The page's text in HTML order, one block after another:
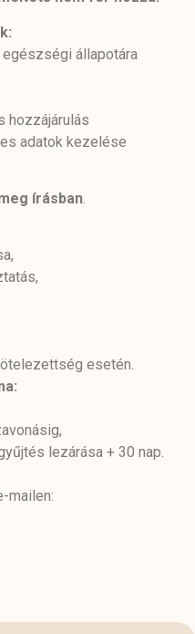
állapotára
hozzájárulás
adatok kezelése
írásban.
esetén.
lezárása + 30 nap.
mailen: